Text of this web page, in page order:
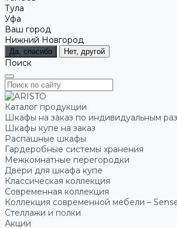
Тула
Уфа
Ваш город
Нижний Новгород
Да, спасибо Нет, другой
Поиск
Каталог продукции
Шкафы на заказ по индивидуальным
Шкафы купе на заказ
Распашные шкафы
Гардеробные системы хранения
Межкомнатные перегородки
Двери для шкафа купе
Классическая коллекция
Современная коллекция
Коллекция современной мебели –
Стеллажи и полки
Акции